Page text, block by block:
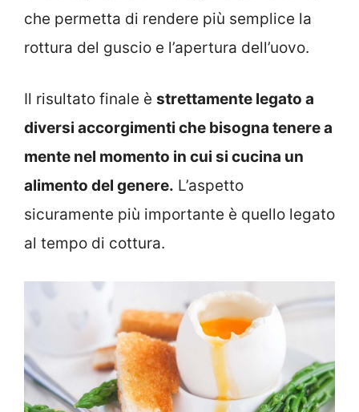
che permetta di rendere più semplice la
rottura del guscio e l’apertura dell’uovo.
Il risultato finale è strettamente legato a
diversi accorgimenti che bisogna tenere a
mente nel momento in cui si cucina un
alimento del genere. L’aspetto
sicuramente più importante è quello legato
al tempo di cottura.